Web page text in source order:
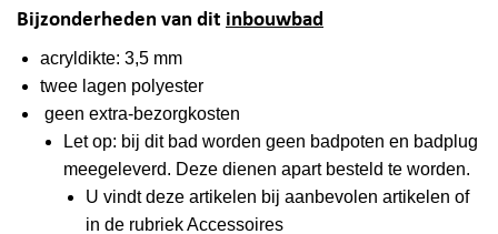
Bijzonderheden van dit inbouwbad
acryldikte: 3,5 mm
twee lagen polyester
geen extra-bezorgkosten
Let op: bij dit bad worden geen badpoten en badplug
meegeleverd. Deze dienen apart besteld te worden.
U vindt deze artikelen bij aanbevolen artikelen of
in de rubriek Accessoires